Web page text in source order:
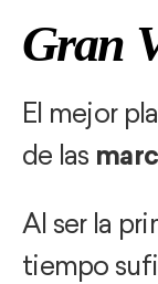
Gran
El mejor
de las
Al ser la
tiempo